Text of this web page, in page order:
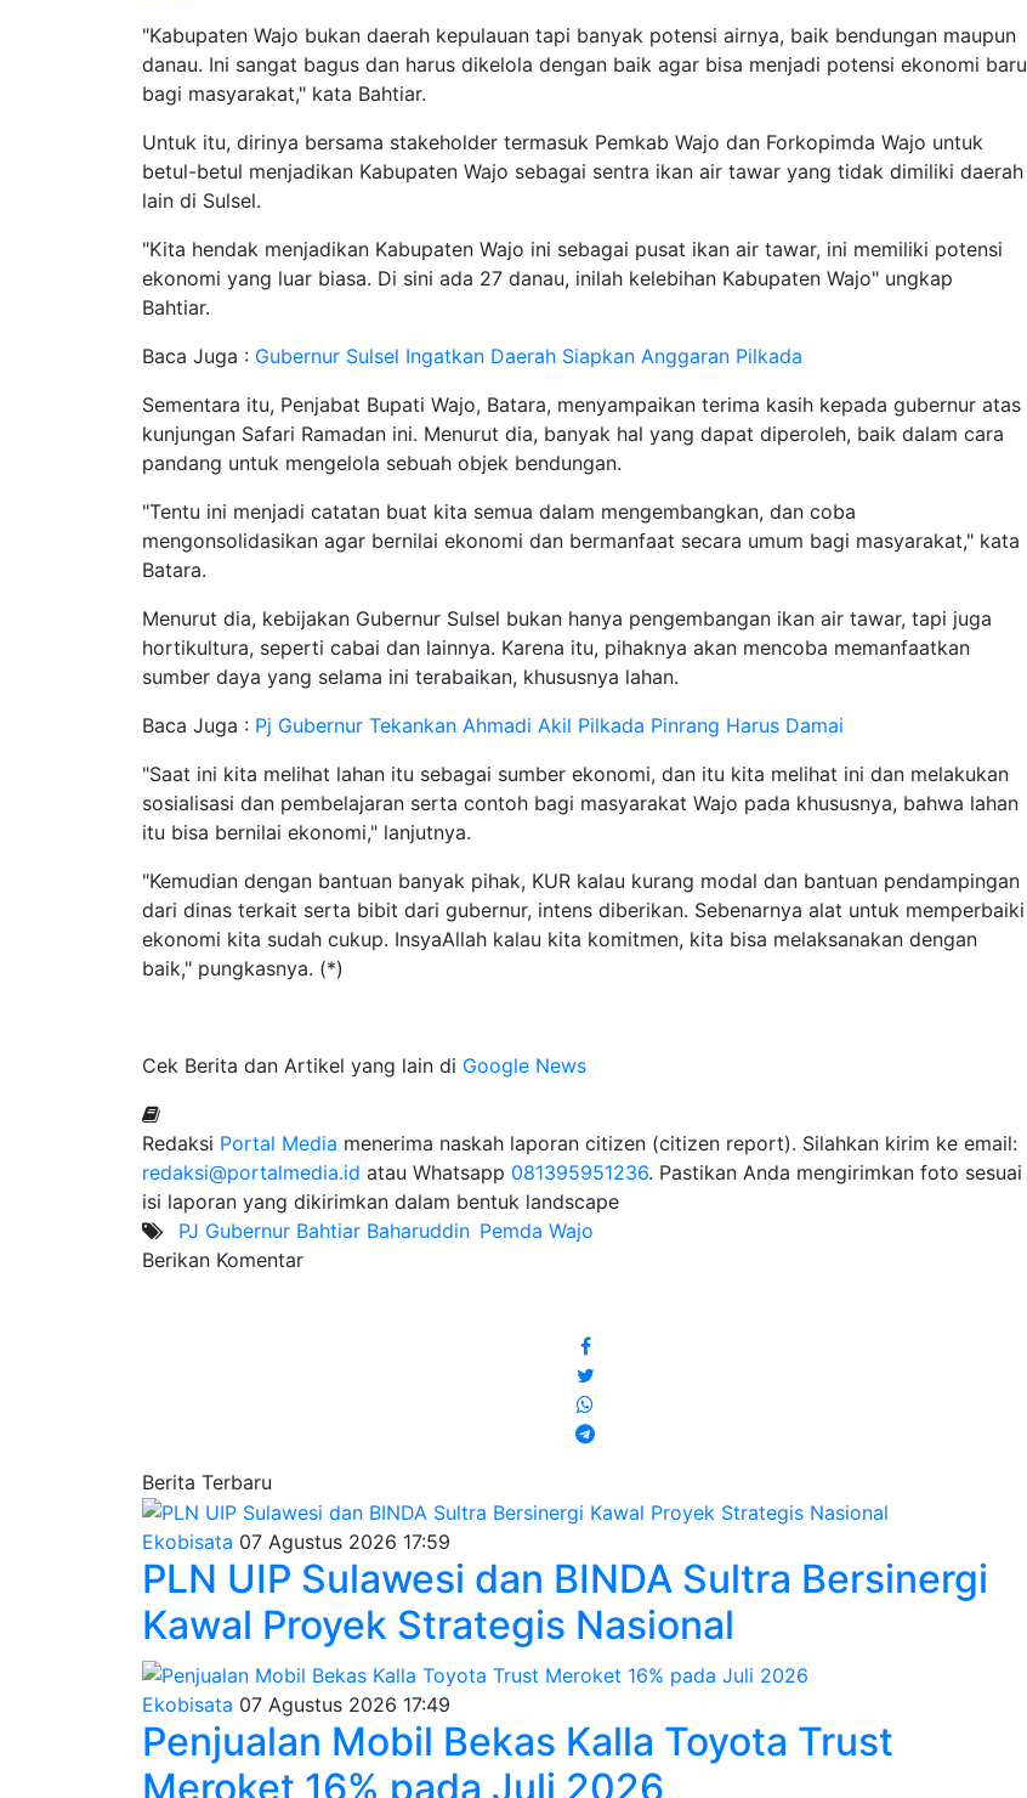
"Kabupaten Wajo bukan daerah kepulauan tapi banyak potensi airnya, baik bendungan maupun
danau. Ini sangat bagus dan harus dikelola dengan baik agar bisa menjadi potensi ekonomi baru
bagi masyarakat," kata Bahtiar.
Untuk itu, dirinya bersama stakeholder termasuk Pemkab Wajo dan Forkopimda Wajo untuk
betul-betul menjadikan Kabupaten Wajo sebagai sentra ikan air tawar yang tidak dimiliki daerah
lain di Sulsel.
"Kita hendak menjadikan Kabupaten Wajo ini sebagai pusat ikan air tawar, ini memiliki potensi
ekonomi yang luar biasa. Di sini ada 27 danau, inilah kelebihan Kabupaten Wajo" ungkap
Bahtiar.
Baca Juga : Gubernur Sulsel Ingatkan Daerah Siapkan Anggaran Pilkada
Sementara itu, Penjabat Bupati Wajo, Batara, menyampaikan terima kasih kepada gubernur atas
kunjungan Safari Ramadan ini. Menurut dia, banyak hal yang dapat diperoleh, baik dalam cara
pandang untuk mengelola sebuah objek bendungan.
"Tentu ini menjadi catatan buat kita semua dalam mengembangkan, dan coba
mengonsolidasikan agar bernilai ekonomi dan bermanfaat secara umum bagi masyarakat," kata
Batara.
Menurut dia, kebijakan Gubernur Sulsel bukan hanya pengembangan ikan air tawar, tapi juga
hortikultura, seperti cabai dan lainnya. Karena itu, pihaknya akan mencoba memanfaatkan
sumber daya yang selama ini terabaikan, khususnya lahan.
Baca Juga : Pj Gubernur Tekankan Ahmadi Akil Pilkada Pinrang Harus Damai
"Saat ini kita melihat lahan itu sebagai sumber ekonomi, dan itu kita melihat ini dan melakukan
sosialisasi dan pembelajaran serta contoh bagi masyarakat Wajo pada khususnya, bahwa lahan
itu bisa bernilai ekonomi," lanjutnya.
"Kemudian dengan bantuan banyak pihak, KUR kalau kurang modal dan bantuan pendampingan
dari dinas terkait serta bibit dari gubernur, intens diberikan. Sebenarnya alat untuk memperbaiki
ekonomi kita sudah cukup. InsyaAllah kalau kita komitmen, kita bisa melaksanakan dengan
baik," pungkasnya. (*)
Cek Berita dan Artikel yang lain di Google News
Redaksi Portal Media menerima naskah laporan citizen (citizen report). Silahkan kirim ke email:
redaksi@portalmedia.id atau Whatsapp 081395951236. Pastikan Anda mengirimkan foto sesuai
isi laporan yang dikirimkan dalam bentuk landscape
PJ Gubernur Bahtiar Baharuddin Pemda Wajo
Berikan Komentar
Berita Terbaru
Ekobisata 07 Agustus 2026 17:59
PLN UIP Sulawesi dan BINDA Sultra Bersinergi
Kawal Proyek Strategis Nasional
Ekobisata 07 Agustus 2026 17:49
Penjualan Mobil Bekas Kalla Toyota Trust
Meroket 16% pada Juli 2026